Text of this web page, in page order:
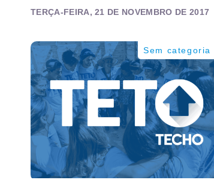
TERÇA-FEIRA, 21 DE NOVEMBRO DE 2017
Sem categoria